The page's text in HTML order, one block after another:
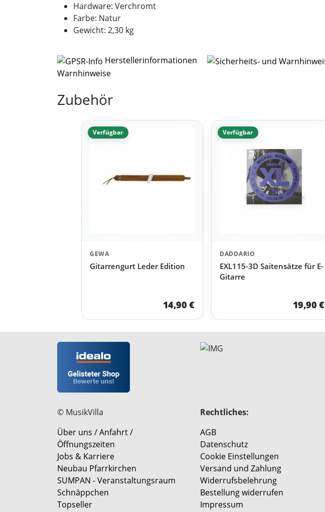
Hardware: Verchromt
Farbe: Natur
Gewicht: 2,30 kg
Herstellerinformationen
Warnhinweise
Zubehör
Verfügbar
GEWA
Gitarrengurt Leder Edition
14,90 €
Verfügbar
DADDARIO
EXL115-3D Saitensätze für E-
Gitarre
19,90 €
© MusikVilla
Über uns / Anfahrt /
Öffnungszeiten
Jobs & Karriere
Neubau Pfarrkirchen
SUMPAN - Veranstaltungsraum
Schnäppchen
Topseller
Rechtliches:
AGB
Datenschutz
Cookie Einstellungen
Versand und Zahlung
Widerrufsbelehrung
Bestellung widerrufen
Impressum